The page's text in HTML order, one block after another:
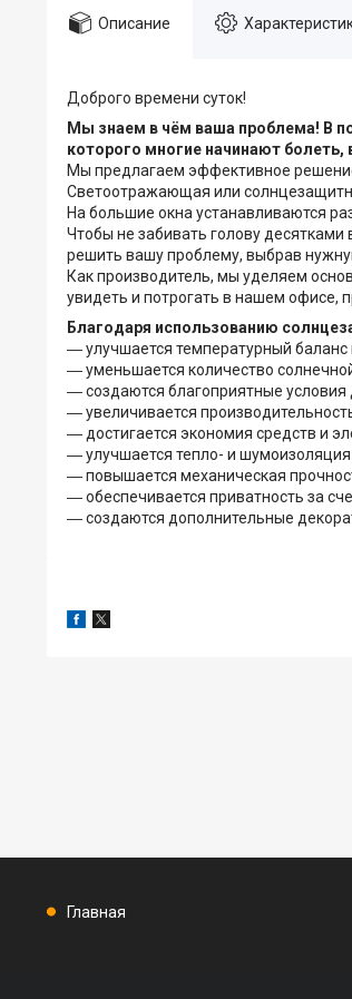
Описание
Доброго времени суток!
Мы знаем в чём ваша проблема! В
которого многие начинают
Мы предлагаем эффективное
Светоотражающая или
На большие окна устанавливаются
Чтобы не забивать голову
решить вашу проблему, выбрав
Как производитель, мы уделяем
увидеть и потрогать в нашем офисе,
Благодаря использованию
― улучшается температурный
― уменьшается количество
― создаются благоприятные
― увеличивается
― достигается экономия средств и
― улучшается тепло- и шумоизоляция
― повышается механическая
― обеспечивается приватность за
― создаются дополнительные
Главная